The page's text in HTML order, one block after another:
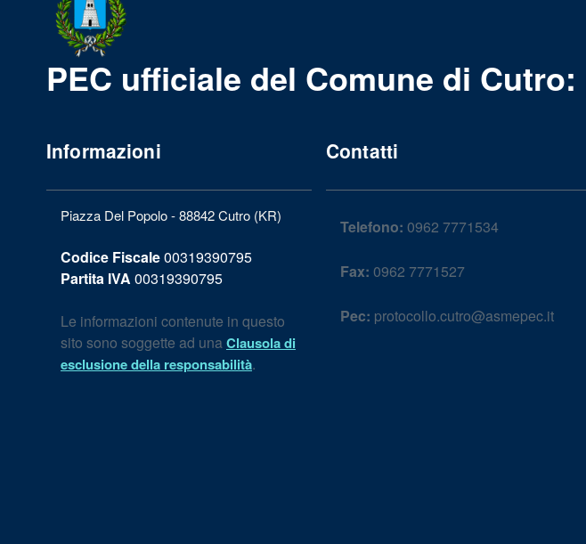
PEC ufficiale del Comune di Cutro:
Informazioni
Piazza Del Popolo - 88842 Cutro (KR)
Codice Fiscale00319390795
Partita IVA 00319390795
Le informazioni contenute in questo
sito sono soggette ad unaClausola di
esclusione della responsabilità.
Contatti
Telefono: 0962 7771534
Fax: 0962 7771527
Pec: protocollo.cutro@asmepec.it